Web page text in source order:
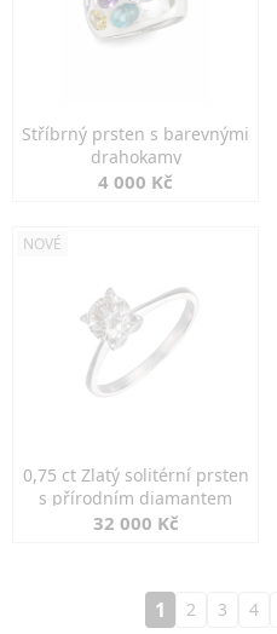
Stříbrný prsten s barevnými
drahokamy
4 000 Kč
NOVÉ
0,75 ct Zlatý solitérní prsten
s přírodním diamantem
32 000 Kč
1 2 3 4